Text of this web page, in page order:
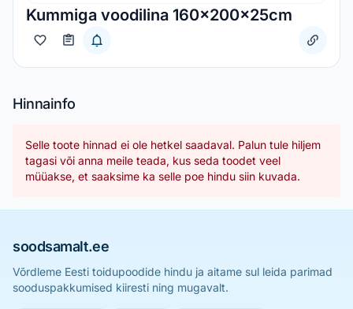
Kummiga voodilina 160x200x25cm
Hinnainfo
Selle toote hinnad ei ole hetkel saadaval. Palun tule hiljem
tagasi või anna meile teada, kus seda toodet veel
müüakse, et saaksime ka selle poe hindu siin kuvada.
soodsamalt.ee
Võrdleme Eesti toidupoodide hindu ja aitame sul leida parimad
sooduspakkumised kiiresti ning mugavalt.